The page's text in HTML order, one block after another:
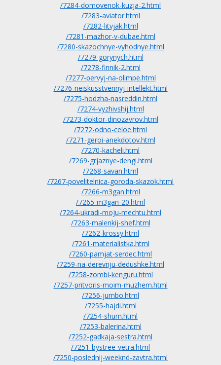
/7284-domovenok-kuzja-2.html
/7283-aviator.html
/7282-litvjak.html
/7281-mazhor-v-dubae.html
/7280-skazochnye-vyhodnye.html
/7279-gorynych.html
/7278-finnik-2.html
/7277-pervyj-na-olimpe.html
/7276-neiskusstvennyj-intellekt.html
/7275-hodzha-nasreddin.html
/7274-vyzhivshij.html
/7273-doktor-dinozavrov.html
/7272-odno-celoe.html
/7271-geroi-anekdotov.html
/7270-kacheli.html
/7269-grjaznye-dengi.html
/7268-savan.html
/7267-povelitelnica-goroda-skazok.html
/7266-m3gan.html
/7265-m3gan-20.html
/7264-ukradi-moju-mechtu.html
/7263-malenkij-shef.html
/7262-krossy.html
/7261-materialistka.html
/7260-pamjat-serdec.html
/7259-na-derevnju-dedushke.html
/7258-zombi-kenguru.html
/7257-pritvoris-moim-muzhem.html
/7256-jumbo.html
/7255-hajdi.html
/7254-shum.html
/7253-balerina.html
/7252-gadkaja-sestra.html
/7251-bystree-vetra.html
/7250-poslednij-weeknd-zavtra.html